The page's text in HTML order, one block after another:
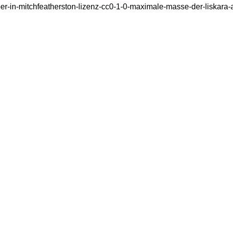
in-mitchfeatherston-lizenz-cc0-1-0-maximale-masse-der-